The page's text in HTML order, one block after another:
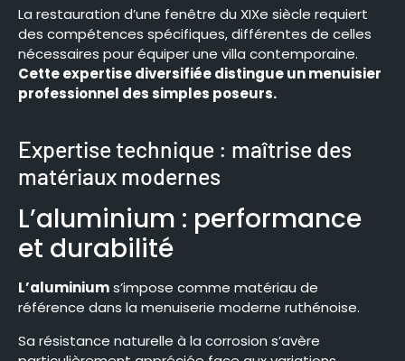
La restauration d’une fenêtre du XIXe siècle requiert
des compétences spécifiques, différentes de celles
nécessaires pour équiper une villa contemporaine.
Cette expertise diversifiée distingue un menuisier
professionnel des simples poseurs.
Expertise technique : maîtrise des
matériaux modernes
L’aluminium : performance
et durabilité
L’aluminiums’impose comme matériau de
référence dans la menuiserie moderne ruthénoise.
Sa résistance naturelle à la corrosion s’avère